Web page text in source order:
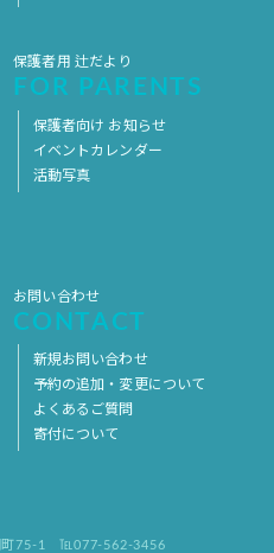
保護者用 辻だより
FOR PARENTS
保護者向け お知らせ
イベントカレンダー
活動写真
お問い合わせ
CONTACT
新規お問い合わせ
予約の追加・変更について
よくあるご質問
寄付について
町75-1 ℡077-562-3456